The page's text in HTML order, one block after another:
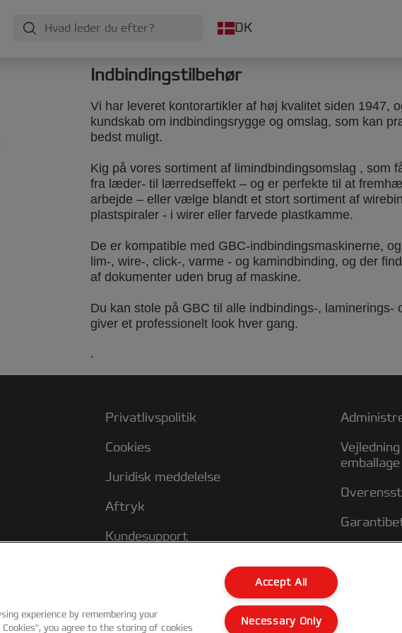
DK
Indbindingstilbehør
Vi har leveret kontorartikler af høj kvalitet siden 1947,
kundskab om indbindingsrygge og omslag, som kan
bedst muligt.
Kig på vores sortiment af limindbindingsomslag , som
fra læder- til lærredseffekt – og er perfekte til at
arbejde – eller vælge blandt et stort sortiment af
plastspiraler - i wirer eller farvede plastkamme.
De er kompatible med GBC-indbindingsmaskinerne,
lim-, wire-, click-, varme - og kamindbinding, og der
af dokumenter uden brug af maskine.
Du kan stole på GBC til alle indbindings-, laminerings-
giver et professionelt look hver gang.
.
Privatlivspolitik
Cookies
Juridisk meddelelse
Aftryk
Kundesupport
emballage
experience by remembering your
you agree to the storing of cookies
Accept All
Necessary Only